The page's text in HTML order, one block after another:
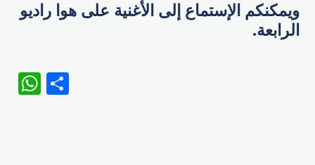
ويمكنكم الإستماع إلى الأغنية على هوا راديو
الرابعة.
WhatsApp